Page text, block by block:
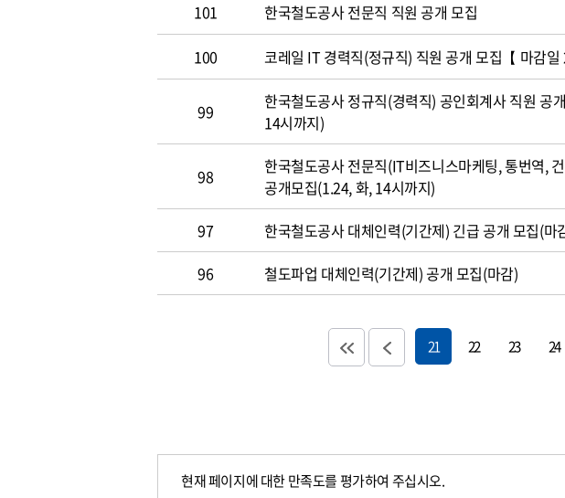
101 한국철도공사 전문직 직원 공개 모집
100 코레일 IT 경력직(정규직) 직원 공개 모집【 마감일
99
한국철도공사 정규직(경력직) 공인회계사 직원 공
14시까지)
98
한국철도공사 전문직(IT비즈니스마케팅, 통번역,
공개모집(1.24, 화, 14시까지)
97 한국철도공사 대체인력(기간제) 긴급 공개 모집(마
96
철도파업 대체인력(기간제) 공개 모집(마감)
21 22 23 24
현재 페이지에 대한 만족도를 평가하여 주십시오.